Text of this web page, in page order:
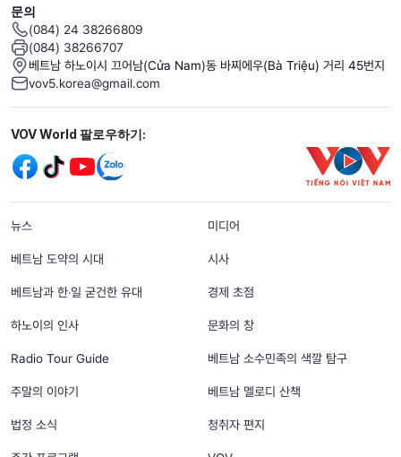
문의
(084) 24 38266809
(084) 38266707
베트남 하노이시 끄어남(Cửa Nam)동 바찌에우(Bà Triệu) 거리 45번지
vov5.korea@gmail.com
Mạng xã hội
VOV World 팔로우하기:
menu footer tiếng Hàn
뉴스 미디어
베트남 도약의 시대 시사
베트남과 한‧일 굳건한 유대 경제 초점
하노이의 인사 문화의 창
Radio Tour Guide 베트남 소수민족의 색깔 탐구
주말의 이야기 베트남 멜로디 산책
법정 소식 청취자 편지